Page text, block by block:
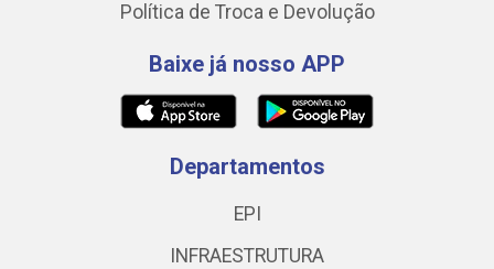
Política de Troca e Devolução
Baixe já nosso APP
Departamentos
EPI
INFRAESTRUTURA